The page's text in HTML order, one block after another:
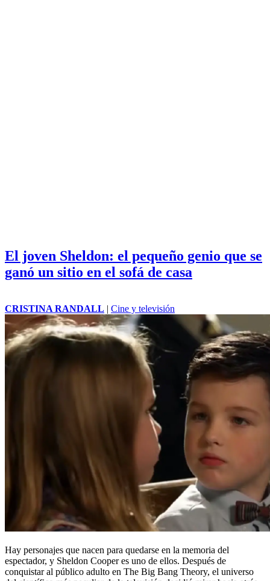
El joven Sheldon: el pequeño genio que se
ganó un sitio en el sofá de casa
CRISTINA RANDALL | Cine y televisión
Hay personajes que nacen para quedarse en la memoria del
espectador, y Sheldon Cooper es uno de ellos. Después de
conquistar al público adulto en The Big Bang Theory, el universo